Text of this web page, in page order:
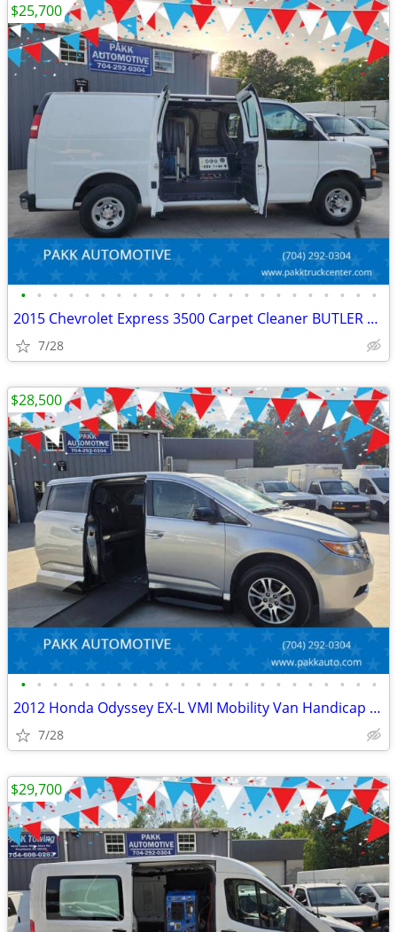
• • • • • • • • • • • • • • • • • • • • • • •
2015 Chevrolet Express 3500 Carpet Cleaner BUTLER CLEANING SYSTEM
7/28
$25,700
• • • • • • • • • • • • • • • • • • • • • • •
2012 Honda Odyssey EX-L VMI Mobility Van Handicap AEVIT Hand Controls
7/28
$28,500
$29,700